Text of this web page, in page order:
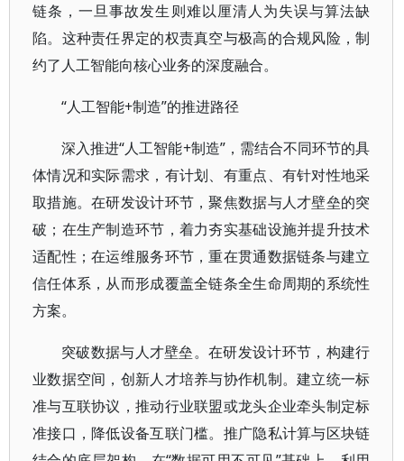
链条，一旦事故发生则难以厘清人为失误与算法缺
陷。这种责任界定的权责真空与极高的合规风险，制
约了人工智能向核心业务的深度融合。
“人工智能+制造”的推进路径
深入推进“人工智能+制造”，需结合不同环节的具
体情况和实际需求，有计划、有重点、有针对性地采
取措施。在研发设计环节，聚焦数据与人才壁垒的突
破；在生产制造环节，着力夯实基础设施并提升技术
适配性；在运维服务环节，重在贯通数据链条与建立
信任体系，从而形成覆盖全链条全生命周期的系统性
方案。
突破数据与人才壁垒。在研发设计环节，构建行
业数据空间，创新人才培养与协作机制。建立统一标
准与互联协议，推动行业联盟或龙头企业牵头制定标
准接口，降低设备互联门槛。推广隐私计算与区块链